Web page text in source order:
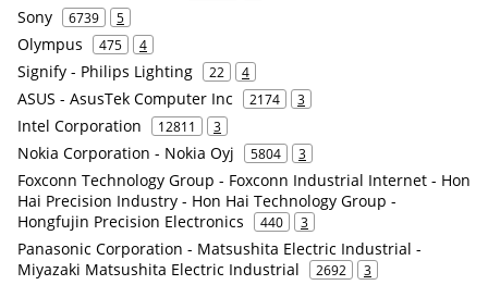
Sony 6739 5
Olympus 475 4
Signify - Philips Lighting 22 4
ASUS - AsusTek Computer Inc 2174 3
Intel Corporation 12811 3
Nokia Corporation - Nokia Oyj 5804 3
Foxconn Technology Group - Foxconn Industrial Internet - Hon
Hai Precision Industry - Hon Hai Technology Group -
Hongfujin Precision Electronics
440 3
Panasonic Corporation - Matsushita Electric Industrial -
Miyazaki Matsushita Electric Industrial
2692 3